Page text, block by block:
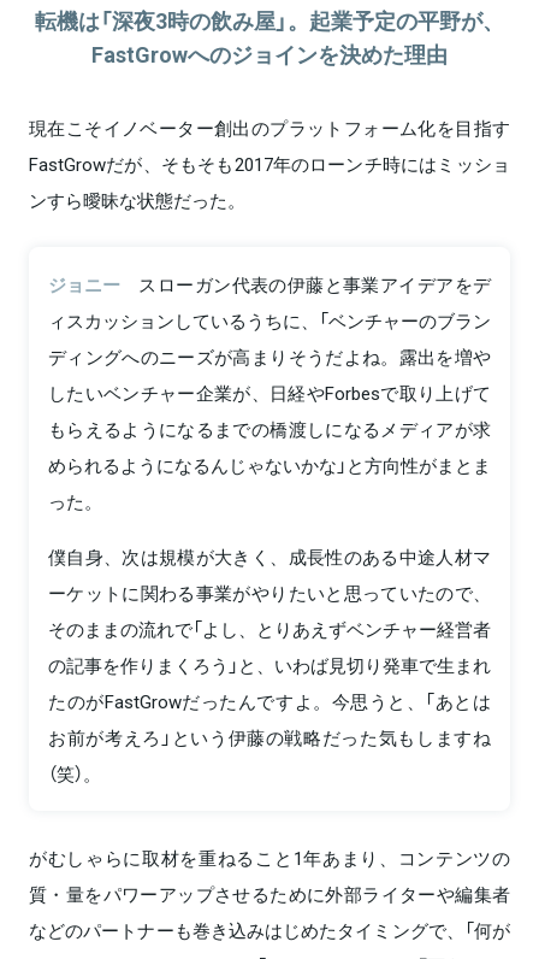
転機は「深夜3時の飲み屋」。起業予定の平野が、
FastGrowへのジョインを決めた理由
現在こそイノベーター創出のプラットフォーム化を目指す
FastGrowだが、そもそも2017年のローンチ時にはミッショ
ンすら曖昧な状態だった。
ジョニー
スローガン代表の伊藤と事業アイデアをデ
ィスカッションしているうちに、「ベンチャーのブラン
ディングへのニーズが高まりそうだよね。露出を増や
したいベンチャー企業が、日経やForbesで取り上げて
もらえるようになるまでの橋渡しになるメディアが求
められるようになるんじゃないかな」と方向性がまとま
った。
僕自身、次は規模が大きく、成長性のある中途人材マ
ーケットに関わる事業がやりたいと思っていたので、
そのままの流れで「よし、とりあえずベンチャー経営者
の記事を作りまくろう」と、いわば見切り発車で生まれ
たのがFastGrowだったんですよ。今思うと、「あとは
お前が考えろ」という伊藤の戦略だった気もしますね
（笑）。
がむしゃらに取材を重ねること1年あまり、コンテンツの
質・量をパワーアップさせるために外部ライターや編集者
などのパートナーも巻き込みはじめたタイミングで、「何が